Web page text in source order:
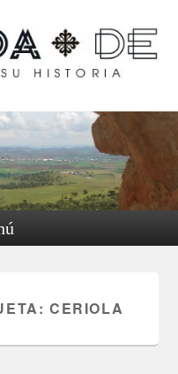
y
CERIOLA